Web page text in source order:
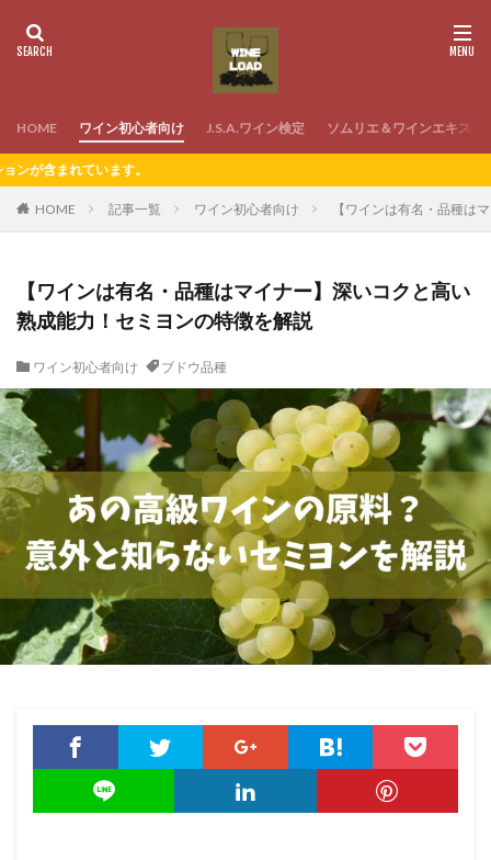
HOME ワイン初心者向け J.S.A.ワイン検定 ソムリエ＆ワインエキスパ
す。
HOME 記事一覧 ワイン初心者向け 【ワインは有名・品種は
【ワインは有名・品種はマイナー】深いコクと高い
熟成能力！セミヨンの特徴を解説
ワイン初心者向け ブドウ品種